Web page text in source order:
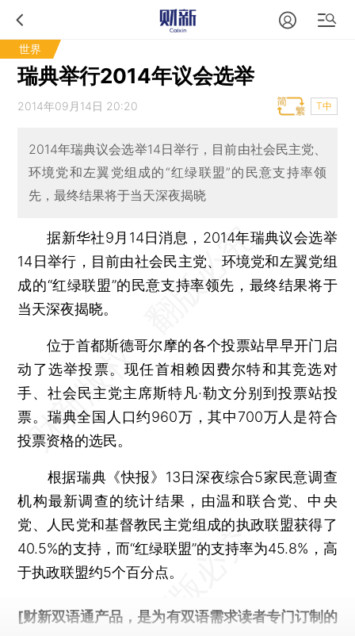
世界
瑞典举行2014年议会选举
2014年09月14日 20:20 T中
2014年瑞典议会选举14日举行，目前由社会民主党、
环境党和左翼党组成的“红绿联盟”的民意支持率领
先，最终结果将于当天深夜揭晓
据新华社9月14日消息，2014年瑞典议会选举
14日举行，目前由社会民主党、环境党和左翼党组
成的“红绿联盟”的民意支持率领先，最终结果将于
当天深夜揭晓。
位于首都斯德哥尔摩的各个投票站早早开门启
动了选举投票。现任首相赖因费尔特和其竞选对
手、社会民主党主席斯特凡·勒文分别到投票站投
票。瑞典全国人口约960万，其中700万人是符合
投票资格的选民。
根据瑞典《快报》13日深夜综合5家民意调查
机构最新调查的统计结果，由温和联合党、中央
党、人民党和基督教民主党组成的执政联盟获得了
40.5%的支持，而“红绿联盟”的支持率为45.8%，高
于执政联盟约5个百分点。
[财新双语通产品，是为有双语需求读者专门订制的